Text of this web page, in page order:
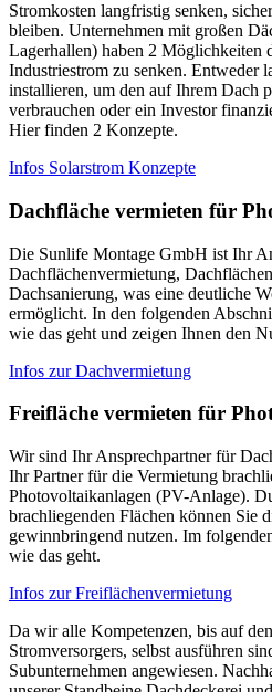
Stromkosten langfristig senken,
bleiben. Unternehmen mit großen
Lagerhallen) haben 2 Möglichkeiten
Industriestrom zu senken. Entweder
installieren, um den auf Ihrem Dach
verbrauchen oder ein Investor
Hier finden 2 Konzepte.
Infos Solarstrom Konzepte
Dachfläche vermieten für
Die Sunlife Montage GmbH ist Ihr
Dachflächenvermietung,
Dachsanierung, was eine deutliche
ermöglicht. In den folgenden
wie das geht und zeigen Ihnen den
Infos zur Dachvermietung
Freifläche vermieten für
Wir sind Ihr Ansprechpartner für
Ihr Partner für die Vermietung
Photovoltaikanlagen (PV-Anlage).
brachliegenden Flächen können Sie
gewinnbringend nutzen. Im
wie das geht.
Infos zur Freiflächenvermietung
Da wir alle Kompetenzen, bis auf
Stromversorgers, selbst ausführen
Subunternehmen angewiesen.